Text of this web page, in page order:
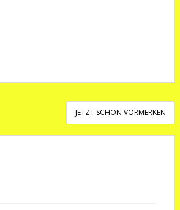
JETZT SCHON VORMERKEN